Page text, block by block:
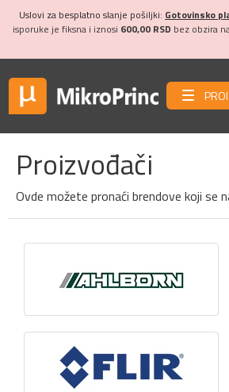
Uslovi za besplatno slanje pošiljki: Gotovinsko
isporuke je fiksna i iznosi 600,00 RSD bez obzira
Proizvođači
Ovde možete pronaći brendove koji se